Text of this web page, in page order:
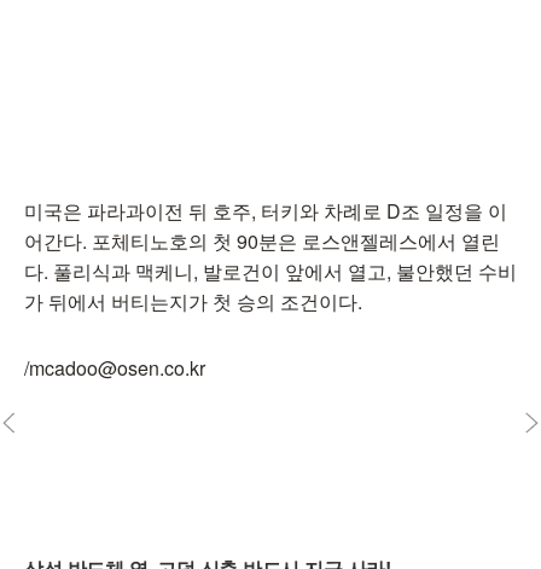
미국은 파라과이전 뒤 호주, 터키와 차례로 D조 일정을 이
어간다. 포체티노호의 첫 90분은 로스앤젤레스에서 열린
다. 풀리식과 맥케니, 발로건이 앞에서 열고, 불안했던 수비
가 뒤에서 버티는지가 첫 승의 조건이다.
/mcadoo@osen.co.kr